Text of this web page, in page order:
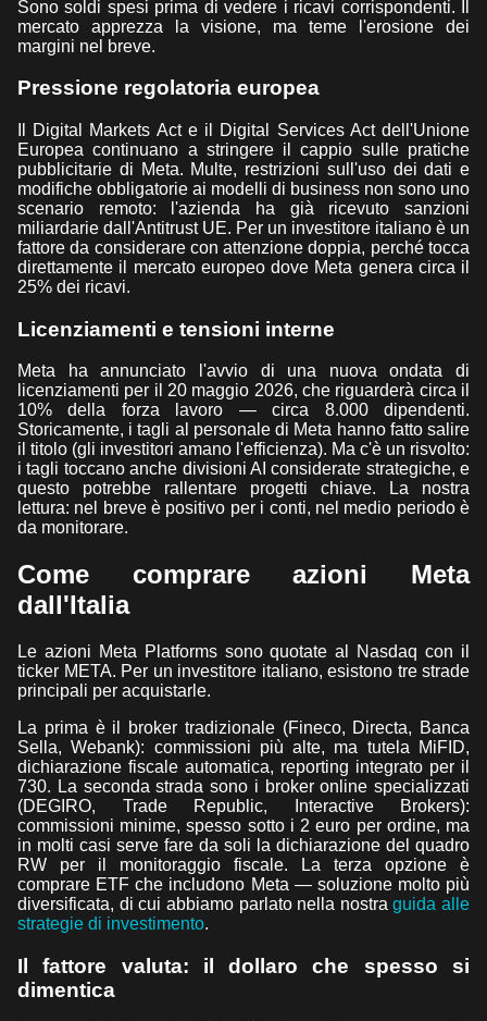
Sono soldi spesi prima di vedere i ricavi corrispondenti. Il
mercato apprezza la visione, ma teme l'erosione dei
margini nel breve.
Pressione regolatoria europea
Il Digital Markets Act e il Digital Services Act dell'Unione
Europea continuano a stringere il cappio sulle pratiche
pubblicitarie di Meta. Multe, restrizioni sull'uso dei dati e
modifiche obbligatorie ai modelli di business non sono uno
scenario remoto: l'azienda ha già ricevuto sanzioni
miliardarie dall'Antitrust UE. Per un investitore italiano è un
fattore da considerare con attenzione doppia, perché tocca
direttamente il mercato europeo dove Meta genera circa il
25% dei ricavi.
Licenziamenti e tensioni interne
Meta ha annunciato l'avvio di una nuova ondata di
licenziamenti per il 20 maggio 2026, che riguarderà circa il
10% della forza lavoro — circa 8.000 dipendenti.
Storicamente, i tagli al personale di Meta hanno fatto salire
il titolo (gli investitori amano l'efficienza). Ma c'è un risvolto:
i tagli toccano anche divisioni AI considerate strategiche, e
questo potrebbe rallentare progetti chiave. La nostra
lettura: nel breve è positivo per i conti, nel medio periodo è
da monitorare.
Come comprare azioni Meta
dall'Italia
Le azioni Meta Platforms sono quotate al Nasdaq con il
ticker META. Per un investitore italiano, esistono tre strade
principali per acquistarle.
La prima è il broker tradizionale (Fineco, Directa, Banca
Sella, Webank): commissioni più alte, ma tutela MiFID,
dichiarazione fiscale automatica, reporting integrato per il
730. La seconda strada sono i broker online specializzati
(DEGIRO, Trade Republic, Interactive Brokers):
commissioni minime, spesso sotto i 2 euro per ordine, ma
in molti casi serve fare da soli la dichiarazione del quadro
RW per il monitoraggio fiscale. La terza opzione è
comprare ETF che includono Meta — soluzione molto più
diversificata, di cui abbiamo parlato nella nostraguida alle
strategie di investimento.
Il fattore valuta: il dollaro che spesso si
dimentica